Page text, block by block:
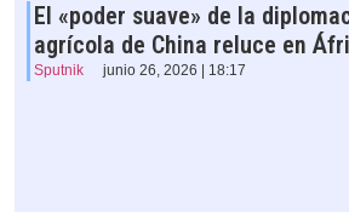
El «poder suave» de la
agrícola de China reluce en
Sputnik junio 26, 2026 | 18:17